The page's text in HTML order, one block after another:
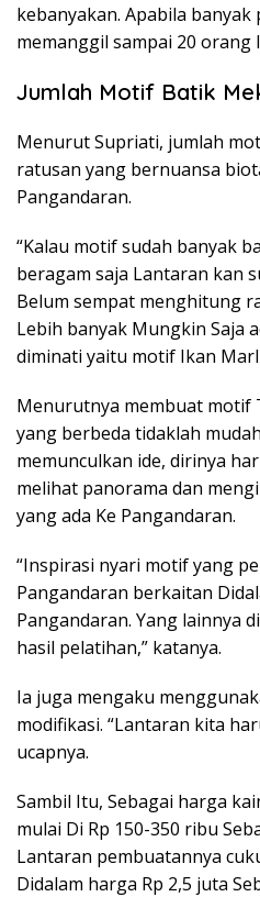
kebanyakan. Apabila banyak
memanggil sampai 20 orang
Jumlah Motif Batik
Menurut Supriati, jumlah
ratusan yang bernuansa
Pangandaran.
“Kalau motif sudah banyak
beragam saja Lantaran kan
Belum sempat menghitung
Lebih banyak Mungkin Saja
diminati yaitu motif Ikan
Menurutnya membuat motif
yang berbeda tidaklah
memunculkan ide, dirinya
melihat panorama dan
yang ada Ke Pangandaran.
“Inspirasi nyari motif yang
Pangandaran berkaitan
Pangandaran. Yang lainnya
hasil pelatihan,” katanya.
Ia juga mengaku
modifikasi. “Lantaran kita
ucapnya.
Sambil Itu, Sebagai harga
mulai Di Rp 150-350 ribu
Lantaran pembuatannya
Didalam harga Rp 2,5 juta